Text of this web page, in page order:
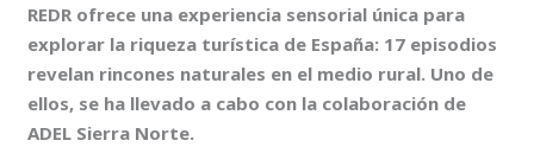
REDR ofrece una experiencia sensorial única para
explorar la riqueza turística de España: 17 episodios
revelan rincones naturales en el medio rural. Uno de
ellos, se ha llevado a cabo con la colaboración de
ADEL Sierra Norte.